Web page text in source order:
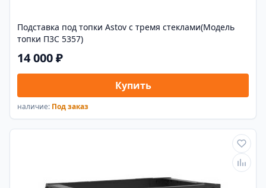
Подставка под топки Astov с тремя стеклами(Модель
топки П3С 5357)
14 000 ₽
Купить
наличие: Под заказ